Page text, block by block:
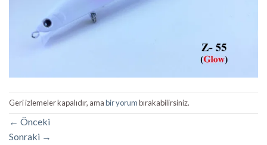
Geri izlemeler kapalıdır, amabir yorumbırakabilirsiniz.
← Önceki
Sonraki →